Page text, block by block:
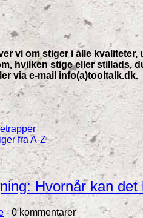
vi om stiger i alle
hvilken stige eller stillads,
via e-mail info(a)tooltalk.dk.
fra A-Z
Hvornår kan
-0 kommentarer